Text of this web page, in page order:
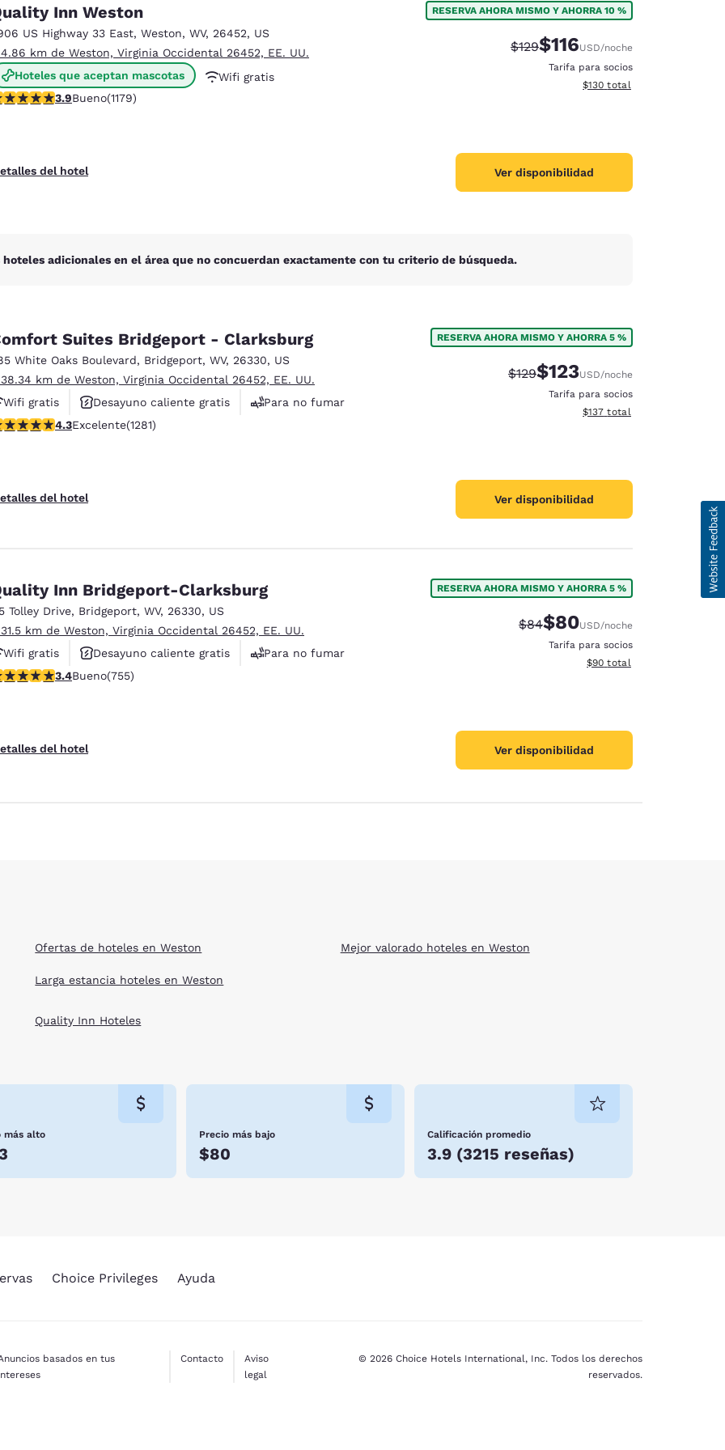
Español
Germany
English
Inn Weston
US Highway 33 East, Weston, WV, 26452, US
4.86 km de Weston, Virginia Occidental 26452, EE. UU.
Hoteles que aceptan mascotas
Wifi gratis
Desayuno caliente gratis
de 3.91 estrellas. Bueno. 1179 reseñas
3.9Bueno(1179)
del hotel
RESERVA AHORA MISMO Y AHORRA 10 %
Tarifa tachada:
$129Tarifa reducida:
$116USD/noche
Tarifa para socios
Ver detalles totales
$130 total
Ver disponibilidad
adicionales en el área que no concuerdan exactamente con tu criterio de búsqueda.
Suites Bridgeport - Clarksburg
White Oaks Boulevard, Bridgeport, WV, 26330, US
38.34 km de Weston, Virginia Occidental 26452, EE. UU.
Wifi gratis
Desayuno caliente gratis
Para no fumar
de 4.27 estrellas. Excelente. 1281 reseñas
4.3Excelente(1281)
del hotel
RESERVA AHORA MISMO Y AHORRA 5 %
Tarifa tachada:
$129Tarifa reducida:
$123USD/noche
Tarifa para socios
Ver detalles totales
$137 total
Ver disponibilidad
Inn Bridgeport-Clarksburg
Tolley Drive, Bridgeport, WV, 26330, US
31.5 km de Weston, Virginia Occidental 26452, EE. UU.
Wifi gratis
Desayuno caliente gratis
Para no fumar
de 3.39 estrellas. Bueno. 755 reseñas
3.4Bueno(755)
del hotel
RESERVA AHORA MISMO Y AHORRA 5 %
Tarifa tachada:
$84Tarifa reducida:
$80USD/noche
Tarifa para socios
Ver detalles totales
$90 total
Ver disponibilidad
Ofertas de hoteles en Weston
Larga estancia hoteles en Weston
Mejor valorado hoteles en Weston
Quality Inn Hoteles
más alto Precio más bajo
$80
Calificación promedio
3.9 (3215 reseñas)
Rechazar todas las cookies Configuración de cookies
Choice Privileges Ayuda
basados en tus
Contacto
Aviso
legal
© 2026 Choice Hotels International, Inc. Todos los derechos
reservados.